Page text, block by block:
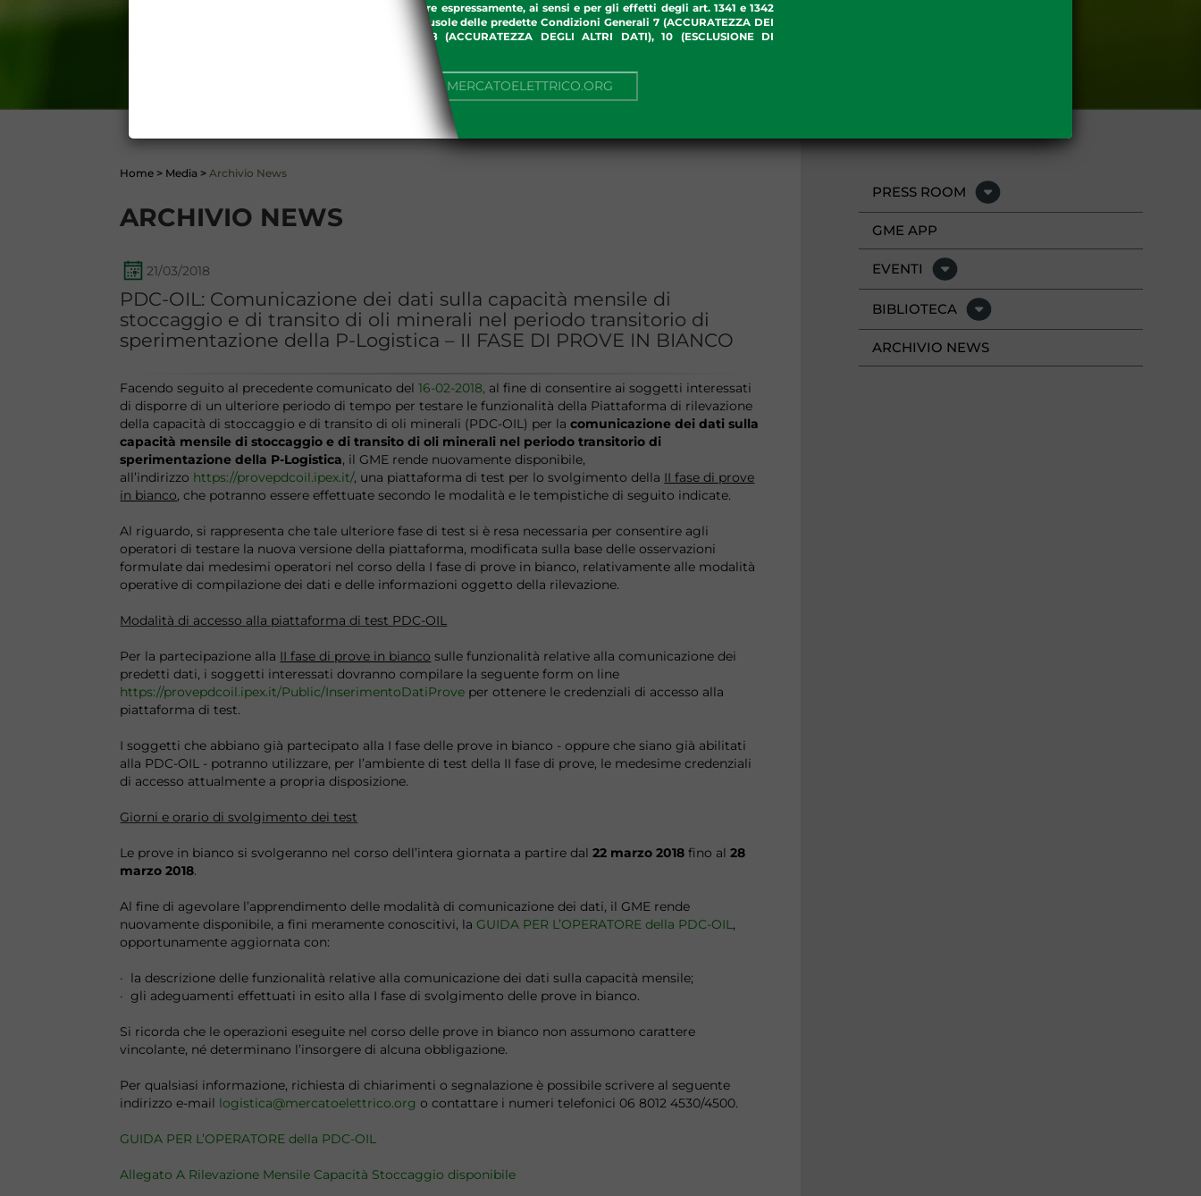
Dichiaro di conoscere e accettare espressamente, ai sensi e per gli effetti degli art. 1341 e 1342
del codice civile, le seguenti clausole delle predette Condizioni Generali 7 (ACCURATEZZA DEI
DATI PUBBLICATI DAL GME), 8 (ACCURATEZZA DEGLI ALTRI DATI), 10 (ESCLUSIONE DI
CONTINUA SU MERCATOELETTRICO.ORG
Home > Media > Archivio News
ARCHIVIO NEWS
21/03/2018
PDC-OIL: Comunicazione dei dati sulla capacità mensile di
stoccaggio e di transito di oli minerali nel periodo transitorio di
sperimentazione della P-Logistica – II FASE DI PROVE IN BIANCO
Facendo seguito al precedente comunicato del16-02-2018, al fine di consentire ai soggetti interessati
di disporre di un ulteriore periodo di tempo per testare le funzionalità della Piattaforma di rilevazione
della capacità di stoccaggio e di transito di oli minerali (PDC-OIL) per lacomunicazione dei dati sulla
capacità mensile di stoccaggio e di transito di oli minerali nel periodo transitorio di
sperimentazione della P-Logistica, il GME rende nuovamente disponibile,
all’indirizzo https://provepdcoil.ipex.it/, una piattaforma di test per lo svolgimento della II fase di prove
in bianco, che potranno essere effettuate secondo le modalità e le tempistiche di seguito indicate.
Al riguardo, si rappresenta che tale ulteriore fase di test si è resa necessaria per consentire agli
operatori di testare la nuova versione della piattaforma, modificata sulla base delle osservazioni
formulate dai medesimi operatori nel corso della I fase di prove in bianco, relativamente alle modalità
operative di compilazione dei dati e delle informazioni oggetto della rilevazione.
Modalità di accesso alla piattaforma di test PDC-OIL
Per la partecipazione alla II fase di prove in bianco sulle funzionalità relative alla comunicazione dei
predetti dati, i soggetti interessati dovranno compilare la seguenteform on line
https://provepdcoil.ipex.it/Public/InserimentoDatiProve per ottenere le credenziali di accesso alla
piattaforma di test.
I soggetti che abbiano già partecipato alla I fase delle prove in bianco - oppure che siano già abilitati
alla PDC-OIL - potranno utilizzare, per l’ambiente di test della II fase di prove, le medesime credenziali
di accesso attualmente a propria disposizione.
Giorni e orario di svolgimento dei test
Le prove in bianco si svolgeranno nel corso dell’intera giornata a partire dal22 marzo 2018fino al28
marzo 2018.
Al fine di agevolare l’apprendimento delle modalità di comunicazione dei dati, il GME rende
nuovamente disponibile, a fini meramente conoscitivi, la GUIDA PER L’OPERATORE della PDC-OIL ,
opportunamente aggiornata con:
· la descrizione delle funzionalità relative alla comunicazione dei dati sulla capacità mensile;
· gli adeguamenti effettuati in esito alla I fase di svolgimento delle prove in bianco.
Si ricorda che le operazioni eseguite nel corso delle prove in bianco non assumono carattere
vincolante, né determinano l’insorgere di alcuna obbligazione.
Per qualsiasi informazione, richiesta di chiarimenti o segnalazione è possibile scrivere al seguente
indirizzo e-mail logistica@mercatoelettrico.org o contattare i numeri telefonici 06 8012 4530/4500.
GUIDA PER L’OPERATORE della PDC-OIL
Allegato A Rilevazione Mensile Capacità Stoccaggio disponibile
PRESS ROOM
GME APP
EVENTI
BIBLIOTECA
ARCHIVIO NEWS